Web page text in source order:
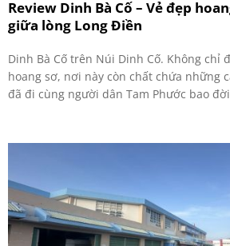
Review Dinh Bà Cố – Vẻ đẹp
giữa lòng Long Điền
Dinh Bà Cố trên Núi Dinh Cố. Không chỉ
hoang sơ, nơi này còn chất chứa những
đã đi cùng người dân Tam Phước bao